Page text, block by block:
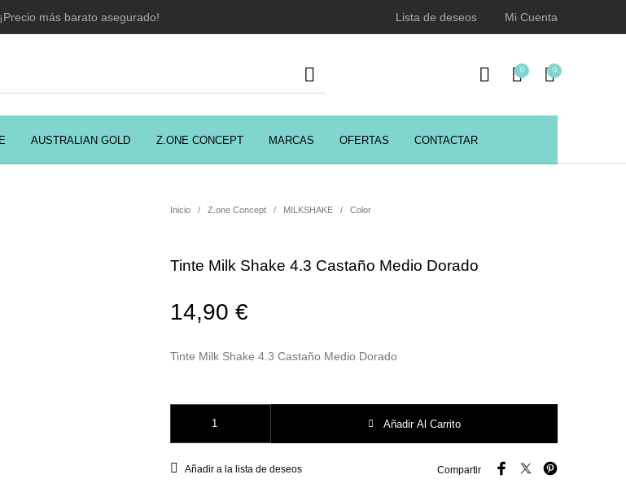
¡Precio más barato asegurado! Lista de deseos Mi Cuenta
0 0
AUSTRALIAN GOLD Z.ONE CONCEPT MARCAS OFERTAS CONTACTAR
Prosolaris Utensilios de Peluquería Z.one Concept
Inicio / Z.one Concept / MILKSHAKE / Color
Tinte Milk Shake 4.3 Castaño Medio Dorado
14,90 €
Tinte Milk Shake 4.3 Castaño Medio Dorado
Añadir Al Carrito
Compartir
Añadir a la lista de deseos